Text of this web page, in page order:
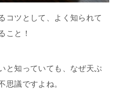
コツとして、よく知られて
こと！
と知っていても、なぜ天ぷ
思議ですよね。